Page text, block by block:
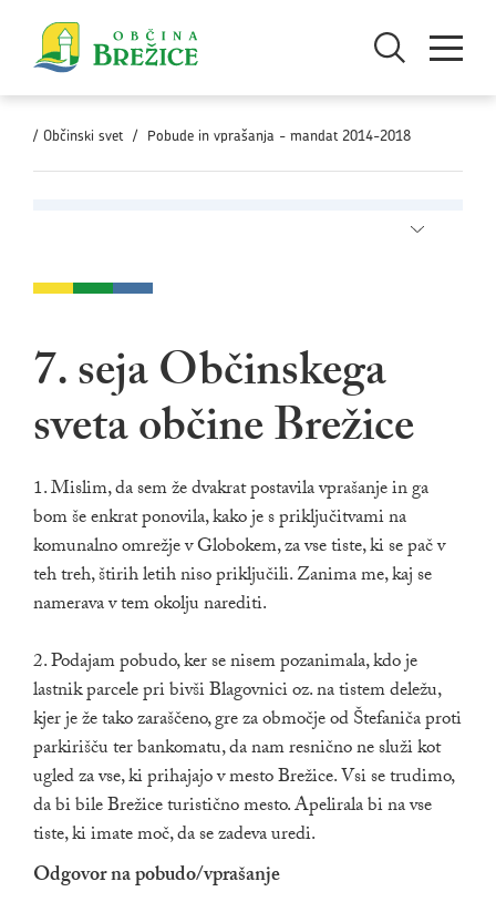
Odpri iskanjeOdpri meni
/ Občinski svet / Pobude in vprašanja - mandat 2014-2018
7. seja Občinskega
sveta občine Brežice
1. Mislim, da sem že dvakrat postavila vprašanje in ga
bom še enkrat ponovila, kako je s priključitvami na
komunalno omrežje v Globokem, za vse tiste, ki se pač v
teh treh, štirih letih niso priključili. Zanima me, kaj se
namerava v tem okolju narediti.
2. Podajam pobudo, ker se nisem pozanimala, kdo je
lastnik parcele pri bivši Blagovnici oz. na tistem deležu,
kjer je že tako zaraščeno, gre za območje od Štefaniča proti
parkirišču ter bankomatu, da nam resnično ne služi kot
ugled za vse, ki prihajajo v mesto Brežice. Vsi se trudimo,
da bi bile Brežice turistično mesto. Apelirala bi na vse
tiste, ki imate moč, da se zadeva uredi.
Odgovor na pobudo/vprašanje